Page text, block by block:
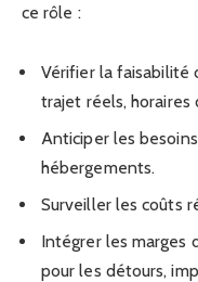
ce rôle :
Vérifier la faisabilité
trajet réels,
Anticiper les
hébergements.
Surveiller les coûts
Intégrer les marges
pour les détours,